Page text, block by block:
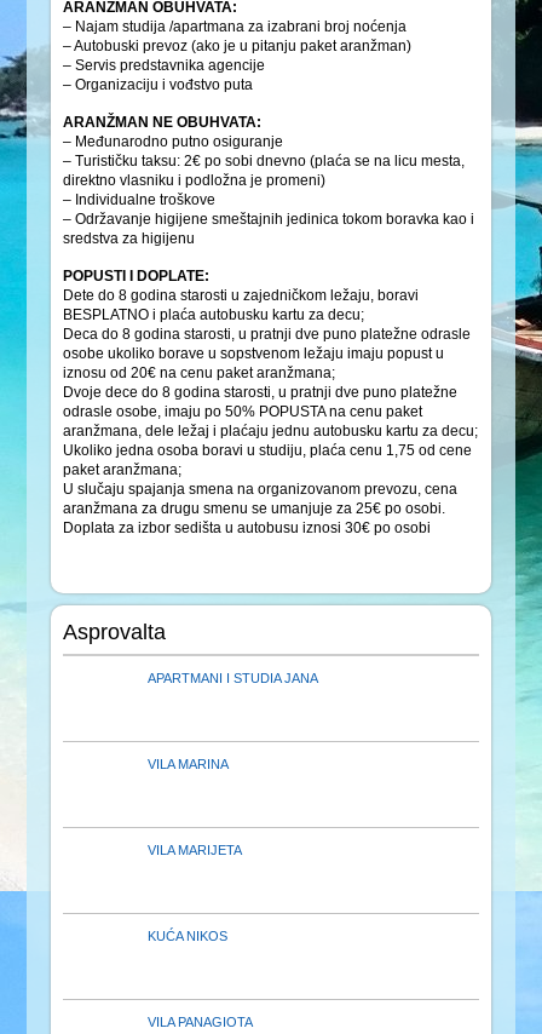
ARANŽMAN OBUHVATA:
– Najam studija /apartmana za izabrani broj noćenja
– Autobuski prevoz (ako je u pitanju paket aranžman)
– Servis predstavnika agencije
– Organizaciju i vođstvo puta
ARANŽMAN NE OBUHVATA:
– Međunarodno putno osiguranje
– Turističku taksu: 2€ po sobi dnevno (plaća se na licu mesta,
direktno vlasniku i podložna je promeni)
– Individualne troškove
– Održavanje higijene smeštajnih jedinica tokom boravka kao i
sredstva za higijenu
POPUSTI I DOPLATE:
Dete do 8 godina starosti u zajedničkom ležaju, boravi
BESPLATNO i plaća autobusku kartu za decu;
Deca do 8 godina starosti, u pratnji dve puno platežne odrasle
osobe ukoliko borave u sopstvenom ležaju imaju popust u
iznosu od 20€ na cenu paket aranžmana;
Dvoje dece do 8 godina starosti, u pratnji dve puno platežne
odrasle osobe, imaju po 50% POPUSTA na cenu paket
aranžmana, dele ležaj i plaćaju jednu autobusku kartu za decu;
Ukoliko jedna osoba boravi u studiju, plaća cenu 1,75 od cene
paket aranžmana;
U slučaju spajanja smena na organizovanom prevozu, cena
aranžmana za drugu smenu se umanjuje za 25€ po osobi.
Doplata za izbor sedišta u autobusu iznosi 30€ po osobi
Asprovalta
APARTMANI I STUDIA JANA
VILA MARINA
VILA MARIJETA
KUĆA NIKOS
VILA PANAGIOTA